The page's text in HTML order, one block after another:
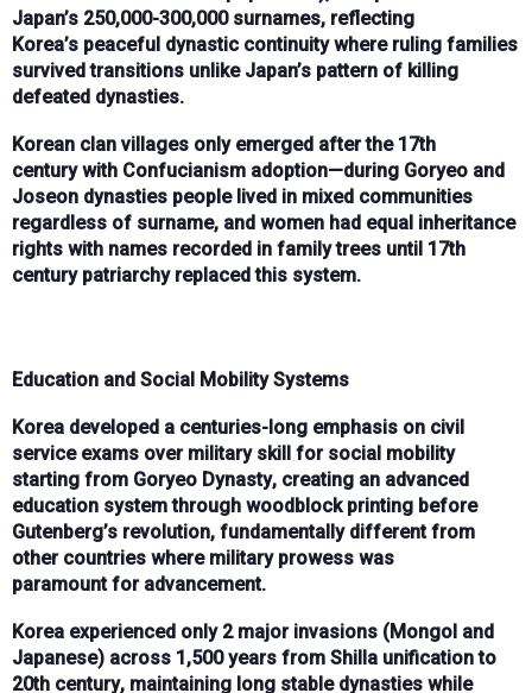
Japan’s 250,000-300,000 surnames, reflecting
Korea’s peaceful dynastic continuitywhere ruling families
survived transitions unlike Japan’s pattern of killing
defeated dynasties.
Korean clan villages only emerged after the 17th
centurywith Confucianism adoption—during Goryeo and
Joseon dynasties people lived in mixed communities
regardless of surname, and women had equal inheritance
rights with names recorded in family trees until 17th
century patriarchyreplaced this system.
Education and Social Mobility Systems
Korea developed a centuries-long emphasis on civil
service exams over military skill for social mobility
starting from Goryeo Dynasty, creating an advanced
education system through woodblock printing before
Gutenberg’s revolution, fundamentally different from
other countries where military prowess was
paramountfor advancement.
Korea experienced only 2 major invasions (Mongol and
Japanese) across 1,500 years from Shilla unification to
20th century, maintaining long stable dynasties while